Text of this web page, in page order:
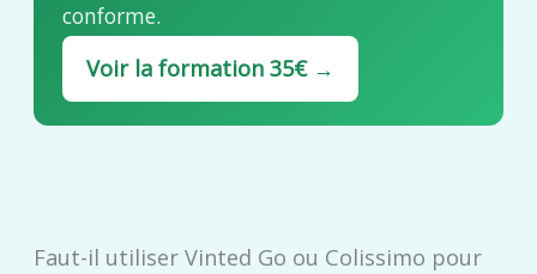
conforme.
Voir la formation 35€ →
Faut-il utiliser Vinted Go ou Colissimo pour